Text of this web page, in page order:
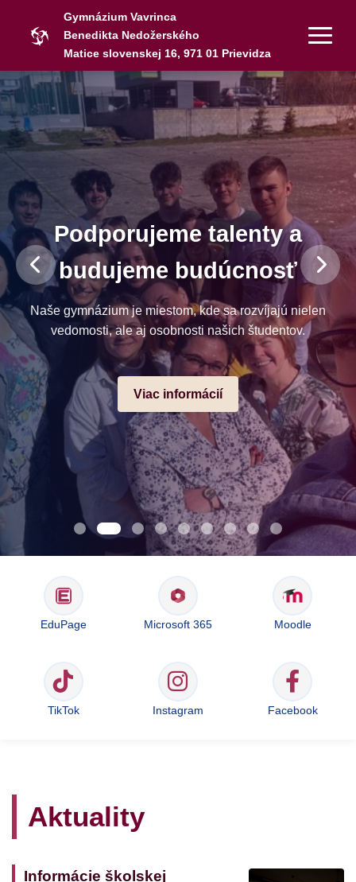
Gymnázium Vavrinca
Benedikta Nedožerského
Matice slovenskej 16, 971 01 Prievidza
Podporujeme talenty a
budujeme budúcnosť
Naše gymnázium je miestom, kde sa rozvíjajú nielen
vedomosti, ale aj osobnosti našich študentov.
Viac informácií
EduPage Microsoft 365 Moodle
TikTok Instagram Facebook
Aktuality
Informácie školskej